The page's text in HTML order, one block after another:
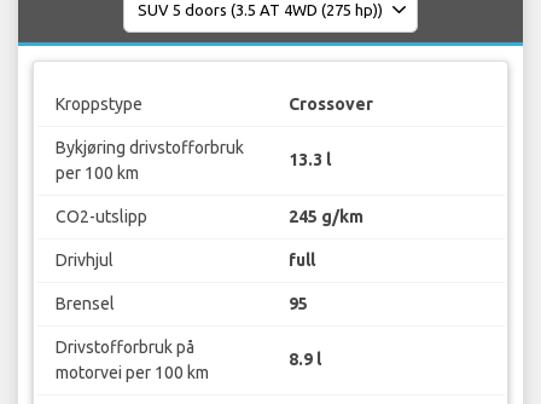
Kroppstype Crossover
Bykjøring drivstofforbruk
per 100 km
13.3 l
CO2-utslipp 245 g/km
Drivhjul full
Brensel 95
Drivstofforbruk på
motorvei per 100 km
8.9 l